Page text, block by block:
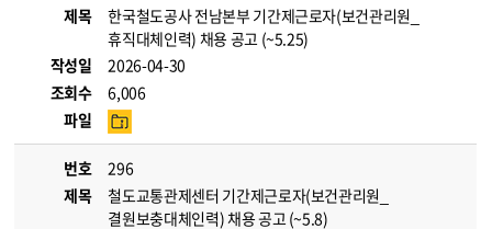
제목
한국철도공사 전남본부 기간제근로자(보건관리원_
휴직대체인력) 채용 공고 (~5.25)
작성일
2026-04-30
조회수
6,006
파일
번호
296
제목
철도교통관제센터 기간제근로자(보건관리원_
결원보충대체인력) 채용 공고 (~5.8)